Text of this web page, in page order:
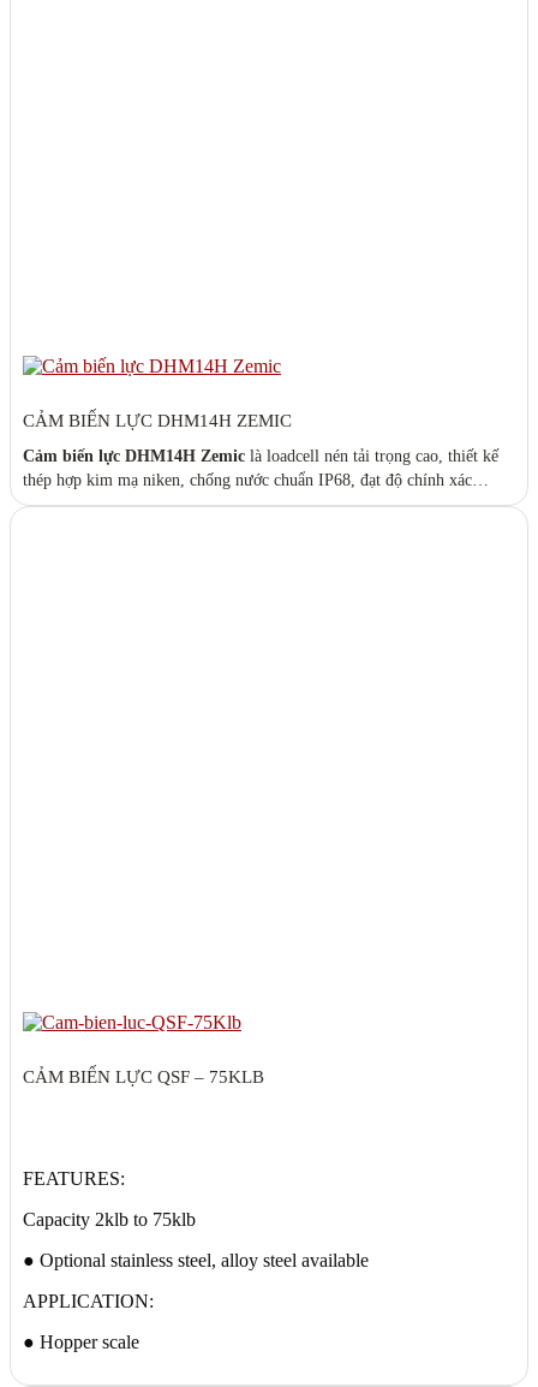
CẢM BIẾN LỰC DHM14H ZEMIC
Cảm biến lực DHM14H Zemic là loadcell nén tải trọng cao, thiết kế
thép hợp kim mạ niken, chống nước chuẩn IP68, đạt độ chính xác
OIML R60 C3. Dòng loadcell chuyên dụng chotrạm cân xe tải 40T –
CẢM BIẾN LỰC QSF – 75KLB
FEATURES:
Capacity 2klb to 75klb
● Optional stainless steel, alloy steel available
APPLICATION:
● Hopper scale